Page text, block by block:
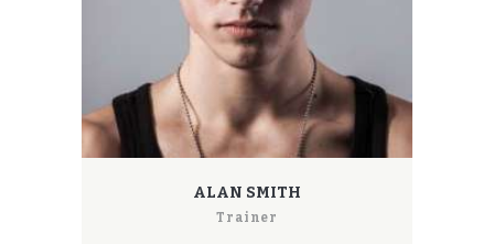
ALAN SMITH
Trainer